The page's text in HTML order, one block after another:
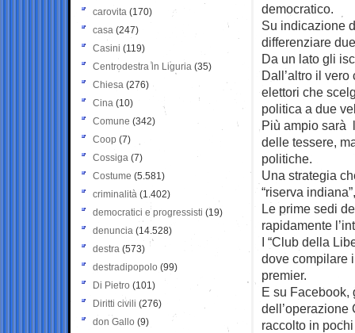
democratico.
Su indicazione
differenziare
Da un lato gli
Dall’altro il
elettori che
politica a due
Più ampio sarà
delle tessere,
politiche.
Una strategia
“riserva
Le prime sedi
rapidamente
I “Club della
dove compilare
premier.
E su Facebook,
dell’operazione
raccolto in
carovita (170)
casa (247)
Casini (119)
Centrodestra in Liguria (35)
Chiesa (276)
Cina (10)
Comune (342)
Coop (7)
Cossiga (7)
Costume (5.581)
criminalità (1.402)
democratici e progressisti (19)
denuncia (14.528)
destra (573)
destradipopolo (99)
Di Pietro (101)
Diritti civili (276)
don Gallo (9)